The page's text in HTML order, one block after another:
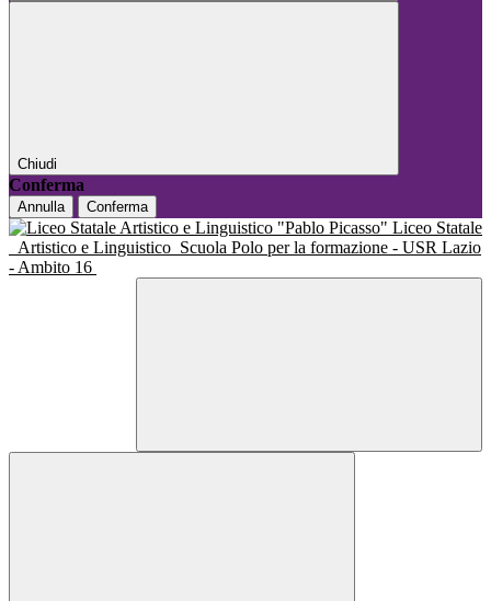
Chiudi
Conferma
Annulla Conferma
Liceo Statale
Artistico e Linguistico Scuola Polo per la formazione - USR Lazio
- Ambito 16